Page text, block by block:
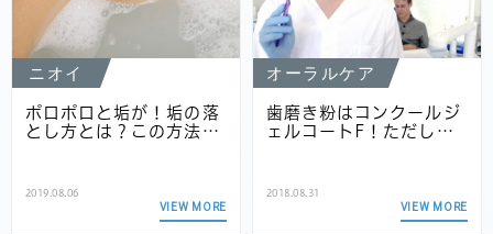
ニオイ
ポロポロと垢が！垢の落
とし方とは？この方法…
2019.08.06
VIEW MORE
オーラルケア
歯磨き粉はコンクールジ
ェルコートF！ただし…
2018.08.31
VIEW MORE